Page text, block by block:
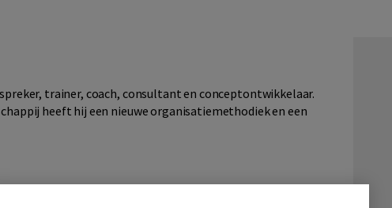
trainer, coach, consultant en conceptontwikkelaar.
heeft hij een nieuwe organisatiemethodiek en een